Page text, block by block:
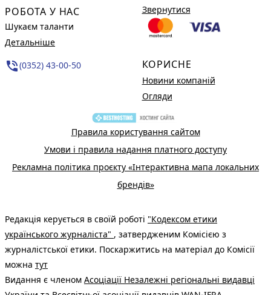
РОБОТА У НАС
Шукаєм таланти
Детальніше
phone_in_talk(0352) 43-00-50
Звернутися
КОРИСНЕ
Новини компаній
Огляди
Правила користування сайтом
Умови і правила надання платного доступу
Рекламна політика проєкту «Інтерактивна мапа локальних
брендів»
Редакція керується в своїй роботі "Кодексом етики
українського журналіста" , затвердженим Комісією з
журналістської етики. Поскаржитись на матеріал до Комісії
можна тут
Видання є членом Асоціації Незалежні регіональні видавці